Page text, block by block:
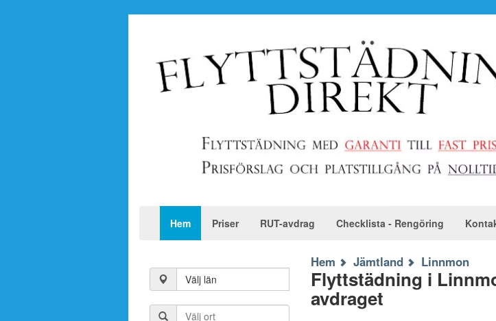
Hem Priser RUT-avdrag Checklista - Rengöring
Välj län
Hem Jämtland Linnmon
Flyttstädning i
avdraget